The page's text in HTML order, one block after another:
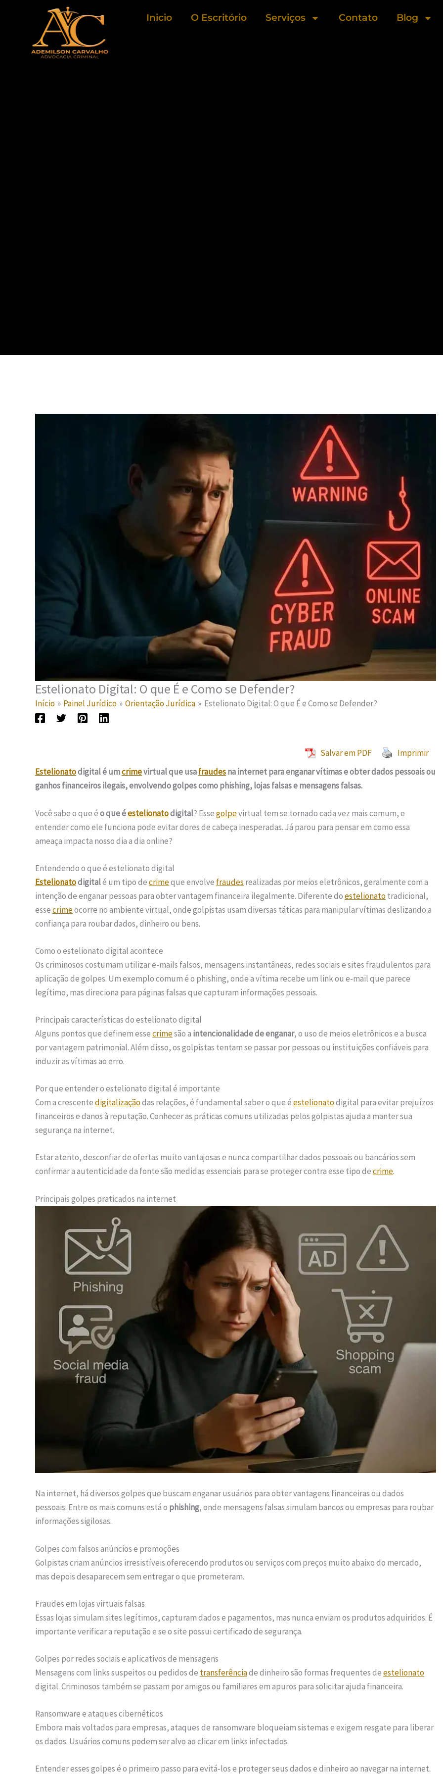
conteúdo
Inicio O Escritório Serviços Contato Blog
Estelionato Digital: O que É e Como se Defender?
Início Painel Jurídico Orientação Jurídica Estelionato Digital: O que É e Como se Defender?
Salvar em PDF
Imprimir
Estelionatodigital é umcrimevirtual que usafraudesna internet para enganar vítimas e obter dados pessoais ou
ganhos financeiros ilegais, envolvendo golpes como phishing, lojas falsas e mensagens falsas.
Você sabe o que éo que éestelionatodigital? Essegolpevirtual tem se tornado cada vez mais comum, e
entender como ele funciona pode evitar dores de cabeça inesperadas. Já parou para pensar em como essa
ameaça impacta nosso dia a dia online?
Entendendo o que é estelionato digital
Estelionatodigitalé um tipo decrimeque envolve fraudes realizadas por meios eletrônicos, geralmente com a
intenção de enganar pessoas para obter vantagem financeira ilegalmente. Diferente doestelionatotradicional,
essecrimeocorre no ambiente virtual, onde golpistas usam diversas táticas para manipular vítimas deslizando a
confiança para roubar dados, dinheiro ou bens.
Como o estelionato digital acontece
Os criminosos costumam utilizar e-mails falsos, mensagens instantâneas, redes sociais e sites fraudulentos para
aplicação de golpes. Um exemplo comum é o phishing, onde a vítima recebe um link ou e-mail que parece
legítimo, mas direciona para páginas falsas que capturam informações pessoais.
Principais características do estelionato digital
Alguns pontos que definem essecrimesão a intencionalidade de enganar, o uso de meios eletrônicos e a busca
por vantagem patrimonial. Além disso, os golpistas tentam se passar por pessoas ou instituições confiáveis para
induzir as vítimas ao erro.
Por que entender o estelionato digital é importante
Com a crescentedigitalizaçãodas relações, é fundamental saber o que éestelionatodigital para evitar prejuízos
financeiros e danos à reputação. Conhecer as práticas comuns utilizadas pelos golpistas ajuda a manter sua
segurança na internet.
Estar atento, desconfiar de ofertas muito vantajosas e nunca compartilhar dados pessoais ou bancários sem
confirmar a autenticidade da fonte são medidas essenciais para se proteger contra esse tipo decrime.
Principais golpes praticados na internet
Na internet, há diversos golpes que buscam enganar usuários para obter vantagens financeiras ou dados
pessoais. Entre os mais comuns está o phishing, onde mensagens falsas simulam bancos ou empresas para roubar
informações sigilosas.
Golpes com falsos anúncios e promoções
Golpistas criam anúncios irresistíveis oferecendo produtos ou serviços com preços muito abaixo do mercado,
mas depois desaparecem sem entregar o que prometeram.
Fraudes em lojas virtuais falsas
Essas lojas simulam sites legítimos, capturam dados e pagamentos, mas nunca enviam os produtos adquiridos. É
importante verificar a reputação e se o site possui certificado de segurança.
Golpes por redes sociais e aplicativos de mensagens
Mensagens com links suspeitos ou pedidos de transferênciade dinheiro são formas frequentes deestelionato
digital. Criminosos também se passam por amigos ou familiares em apuros para solicitar ajuda financeira.
Ransomware e ataques cibernéticos
Embora mais voltados para empresas, ataques de ransomware bloqueiam sistemas e exigem resgate para liberar
os dados. Usuários comuns podem ser alvo ao clicar em links infectados.
Entender esses golpes é o primeiro passo para evitá-los e proteger seus dados e dinheiro ao navegar na internet.